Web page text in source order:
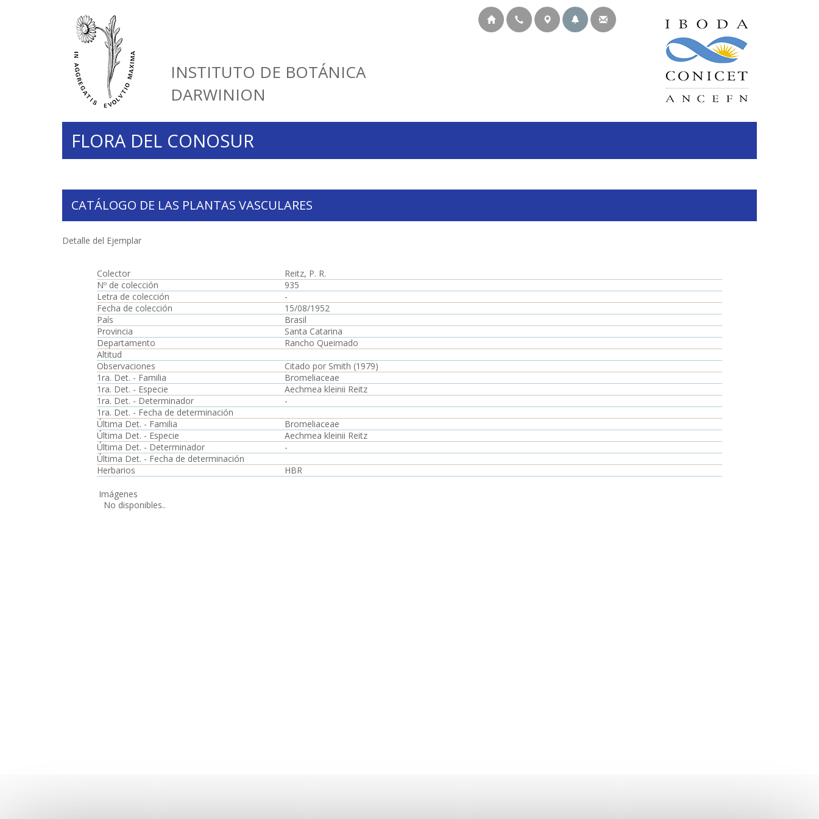
INSTITUTO DE BOTÁNICA
DARWINION
FLORA DEL CONOSUR
CATÁLOGO DE LAS PLANTAS VASCULARES
Detalle del Ejemplar
Colector
Reitz, P. R.
Nº de colección
935
Letra de colección
-
Fecha de colección
15/08/1952
País
Brasil
Provincia
Santa Catarina
Departamento
Rancho Queimado
Altitud
Observaciones
Citado por Smith (1979)
1ra. Det. - Familia
Bromeliaceae
1ra. Det. - Especie
Aechmea kleinii Reitz
1ra. Det. - Determinador
-
1ra. Det. - Fecha de determinación
Última Det. - Familia
Bromeliaceae
Última Det. - Especie
Aechmea kleinii Reitz
Última Det. - Determinador
-
Última Det. - Fecha de determinación
Herbarios
HBR
Imágenes
No disponibles..